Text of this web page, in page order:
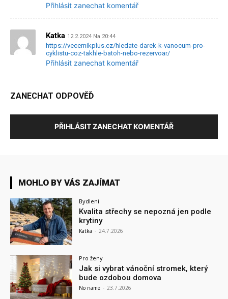
Přihlásit zanechat komentář
Katka 12.2.2024 Na 20:44
https://vecernikplus.cz/hledate-darek-k-vanocum-pro-
cyklistu-coz-takhle-batoh-nebo-rezervoar/
Přihlásit zanechat komentář
ZANECHAT ODPOVĚĎ
PŘIHLÁSIT ZANECHAT KOMENTÁŘ
MOHLO BY VÁS ZAJÍMAT
Bydlení
Kvalita střechy se nepozná jen podle
krytiny
Katka - 24.7.2026
Pro ženy
Jak si vybrat vánoční stromek, který
bude ozdobou domova
No name - 23.7.2026